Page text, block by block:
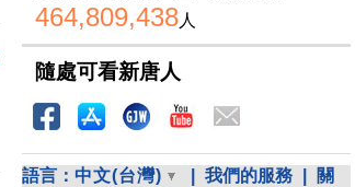
464,809,438人
隨處可看新唐人
語言： 中文(台灣) 我們的服務
關